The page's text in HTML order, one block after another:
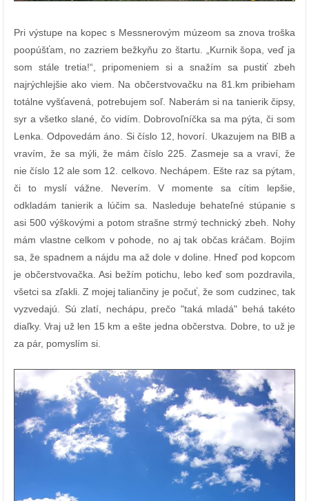
Pri výstupe na kopec s Messnerovým múzeom sa znova troška
poopúšťam, no zazriem bežkyňu zo štartu. „Kurnik šopa, veď ja
som stále tretia!“, pripomeniem si a snažím sa pustiť zbeh
najrýchlejšie ako viem. Na občerstvovačku na 81.km pribieham
totálne vyšťavená, potrebujem soľ. Naberám si na tanierik čipsy,
syr a všetko slané, čo vidím. Dobrovoľníčka sa ma pýta, či som
Lenka. Odpovedám áno. Si číslo 12, hovorí. Ukazujem na BIB a
vravím, že sa mýli, že mám číslo 225. Zasmeje sa a vraví, že
nie číslo 12 ale som 12. celkovo. Nechápem. Ešte raz sa pýtam,
či to myslí vážne. Neverím. V momente sa cítim lepšie,
odkladám tanierik a lúčim sa. Nasleduje behateľné stúpanie s
asi 500 výškovými a potom strašne strmý technický zbeh. Nohy
mám vlastne celkom v pohode, no aj tak občas kráčam. Bojím
sa, že spadnem a nájdu ma až dole v doline. Hneď pod kopcom
je občerstvovačka. Asi bežím potichu, lebo keď som pozdravila,
všetci sa zľakli. Z mojej taliančiny je počuť, že som cudzinec, tak
vyzvedajú. Sú zlatí, nechápu, prečo "taká mladá" behá takéto
diaľky. Vraj už len 15 km a ešte jedna občerstva. Dobre, to už je
za pár, pomyslím si.